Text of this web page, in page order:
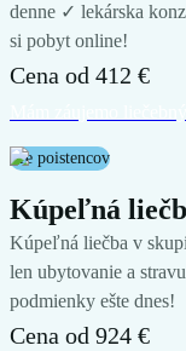
denne ✓ lekárska
si pobyt online!
Cena od 412 €
Pre poistencov
Kúpeľná
Kúpeľná liečba v
len ubytovanie a
podmienky ešte dnes!
Cena od 924 €